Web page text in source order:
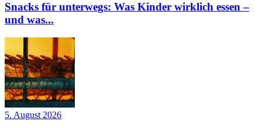
Snacks für unterwegs: Was Kinder wirklich essen –
und was...
5. August 2026